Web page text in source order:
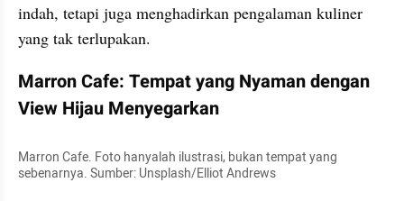
indah, tetapi juga menghadirkan pengalaman kuliner
yang tak terlupakan.
Marron Cafe: Tempat yang Nyaman dengan
View Hijau Menyegarkan
Marron Cafe. Foto hanyalah ilustrasi, bukan tempat yang
sebenarnya. Sumber: Unsplash/Elliot Andrews